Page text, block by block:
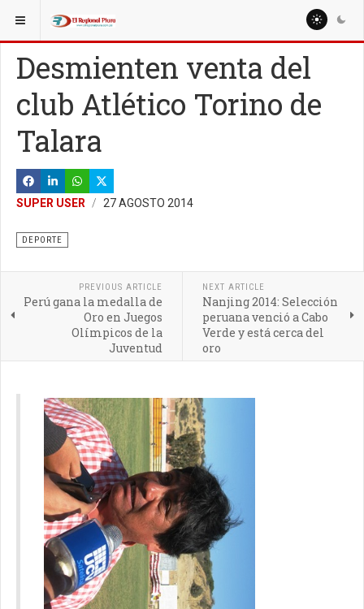
ESTÁ AQUÍ: MISCELANEAS
Desmienten venta del
club Atlético Torino de
Talara
SUPER USER 27 AGOSTO 2014
DEPORTE
PREVIOUS ARTICLE
Perú gana la medalla de
Oro en Juegos
Olímpicos de la
Juventud
NEXT ARTICLE
Nanjing 2014: Selección
peruana venció a Cabo
Verde y está cerca del
oro